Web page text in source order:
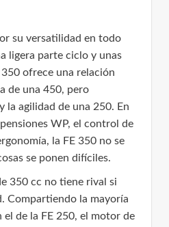
su versatilidad en todo
ligera parte ciclo y unas
ofrece una relación
de una 450, pero
la agilidad de una 250. En
WP, el control de
la FE 350 no se
se ponen difíciles.
350 cc no tiene rival si
Compartiendo la mayoría
de la FE 250, el motor de